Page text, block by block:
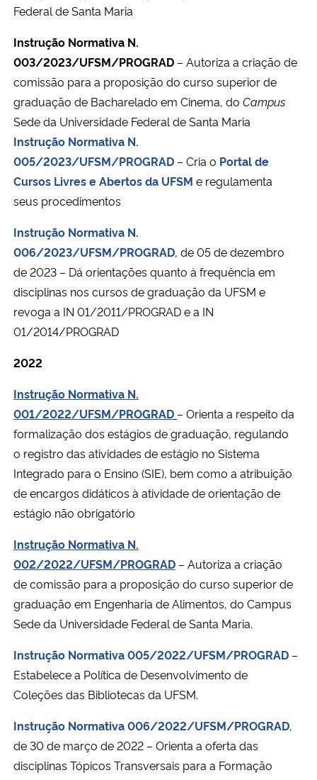
Federal de Santa Maria
Instrução Normativa N.
003/2023/UFSM/PROGRAD – Autoriza a criação de
comissão para a proposição do curso superior de
graduação de Bacharelado em Cinema, do Campus
Sede da Universidade Federal de Santa Maria
Instrução Normativa N.
005/2023/UFSM/PROGRAD – Cria o Portal de
Cursos Livres e Abertos da UFSM e regulamenta
seus procedimentos
Instrução Normativa N.
006/2023/UFSM/PROGRAD, de 05 de dezembro
de 2023 – Dá orientações quanto à frequência em
disciplinas nos cursos de graduação da UFSM e
revoga a IN 01/2011/PROGRAD e a IN
01/2014/PROGRAD
2022
Instrução Normativa N.
001/2022/UFSM/PROGRAD – Orienta a respeito da
formalização dos estágios de graduação, regulando
o registro das atividades de estágio no Sistema
Integrado para o Ensino (SIE), bem como a atribuição
de encargos didáticos à atividade de orientação de
estágio não obrigatório
Instrução Normativa N.
002/2022/UFSM/PROGRAD – Autoriza a criação
de comissão para a proposição do curso superior de
graduação em Engenharia de Alimentos, do Campus
Sede da Universidade Federal de Santa Maria.
Instrução Normativa 005/2022/UFSM/PROGRAD –
Estabelece a Política de Desenvolvimento de
Coleções das Bibliotecas da UFSM.
Instrução Normativa 006/2022/UFSM/PROGRAD,
de 30 de março de 2022 – Orienta a oferta das
disciplinas Tópicos Transversais para a Formação